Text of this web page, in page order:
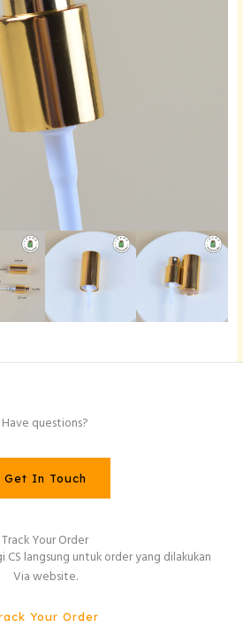
Have questions?
Get In Touch
Track Your Order
CS langsung untuk order yang dilakukan
Via website.
Your Order